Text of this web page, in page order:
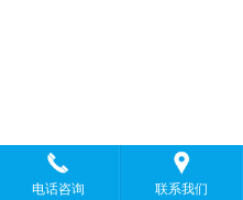
电话咨询 联系我们